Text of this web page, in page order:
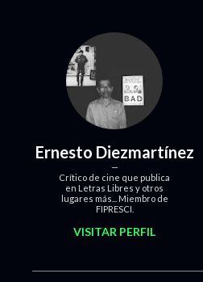
Ernesto Diezmartínez
Crítico de cine que publica
en Letras Libres y otros
lugares más... Miembro de
FIPRESCI.
VISITAR PERFIL